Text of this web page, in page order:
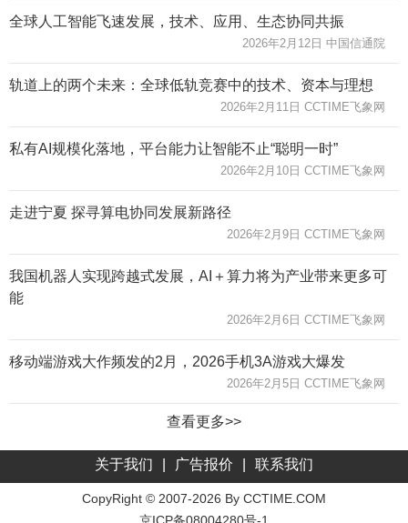
全球人工智能飞速发展，技术、应用、生态协同共振
2026年2月12日 中国信通院
轨道上的两个未来：全球低轨竞赛中的技术、资本与理想
2026年2月11日 CCTIME飞象网
私有AI规模化落地，平台能力让智能不止“聪明一时”
2026年2月10日 CCTIME飞象网
走进宁夏 探寻算电协同发展新路径
2026年2月9日 CCTIME飞象网
我国机器人实现跨越式发展，AI＋算力将为产业带来更多可
能
2026年2月6日 CCTIME飞象网
移动端游戏大作频发的2月，2026手机3A游戏大爆发
2026年2月5日 CCTIME飞象网
查看更多>>
关于我们 广告报价 联系我们
CopyRight © 2007-2026 By CCTIME.COM
京ICP备08004280号-1